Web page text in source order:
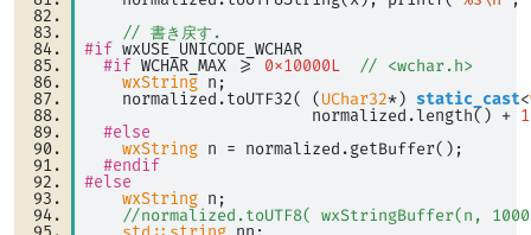
// 書き戻す.
#if wxUSE_UNICODE_WCHAR
#if WCHAR_MAX >= 0x10000L
// <wchar.h>
wxString n;
    normalized.toUTF32( (
UChar32*) static_cast<
                        normalized.length()
+ 1
#else
wxString n = normalized.getBuffer();
#endif
#else
wxString n;
//normalized.toUTF8( wxStringBuffer(n,